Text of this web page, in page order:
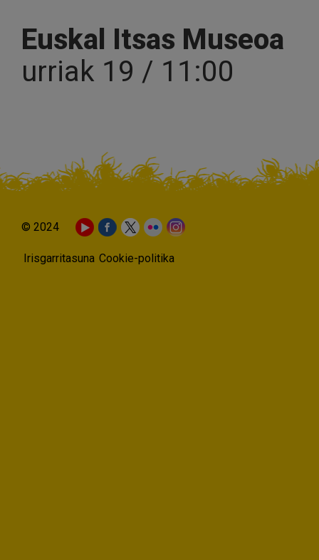
Euskal Itsas Museoa
urriak 19 / 11:00
© 2024
Irisgarritasuna Cookie-politika